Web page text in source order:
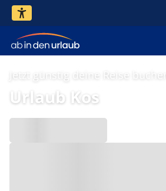
Jetzt günstig deine Reise buchen!
Urlaub Kos